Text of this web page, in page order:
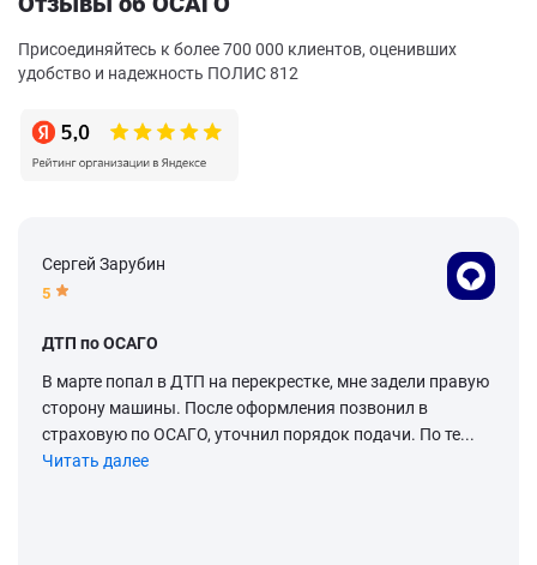
Присоединяйтесь к более 700 000 клиентов, оценивших
удобство и надежность ПОЛИС 812
Сергей Зарубин
5
ДТП по ОСАГО
В марте попал в ДТП на перекрестке, мне задели правую
сторону машины. После оформления позвонил в
страховую по ОСАГО, уточнил порядок подачи. По те...
Читать далее